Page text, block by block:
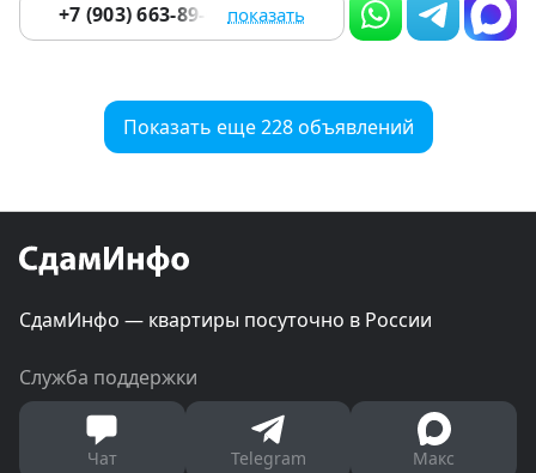
+7 (903) 663-89-06 показать
Показать еще 228 объявлений
СдамИнфо — квартиры посуточно в России
Служба поддержки
Чат Telegram Макс